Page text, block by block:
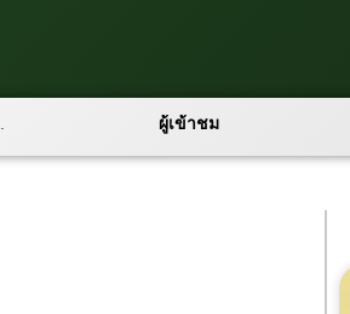
ผู้เข้าชม